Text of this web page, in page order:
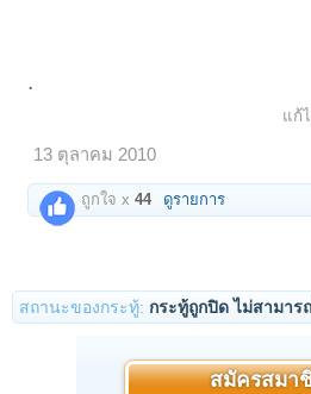
.
แก้
13 ตุลาคม 2010
ถูกใจ x44 ดูรายการ
สถานะของกระทู้: กระทู้ถูกปิด ไม่สามาร
สมัครสมา